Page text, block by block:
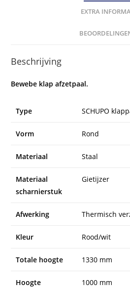
EXTRA
Beschrijving
Bewebe klap afzetpaal.
Type SCHUPO
Vorm Rond
Materiaal Staal
Materiaal
scharnierstuk
Gietijzer
Afwerking Thermisch
Kleur Rood/wit
Totale hoogte 1330 mm
Hoogte
1000 mm